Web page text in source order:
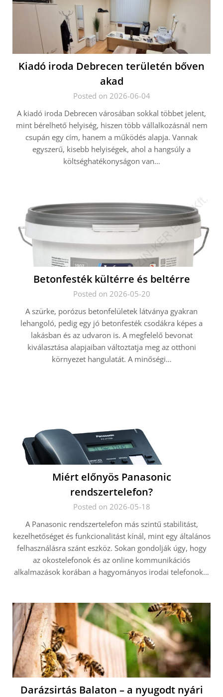
Kiadó iroda Debrecen területén bőven
akad
Posted on 2026-06-04
A kiadó iroda Debrecen városában sokkal többet jelent,
mint bérelhető helyiség, hiszen több vállalkozásnál nem
csupán egy cím, hanem a működés alapja. Vannak
egyszerű, kisebb helyiségek, ahol a hangsúly a
költséghatékonyságon van…
Betonfesték kültérre és beltérre
Posted on 2026-05-20
A szürke, porózus betonfelületek látványa gyakran
lehangoló, pedig egy jó betonfesték csodákra képes a
lakásban és az udvaron is. A megfelelő bevonat
kiválasztása alapjaiban változtatja meg az otthoni
környezet hangulatát. A minőségi…
Miért előnyös Panasonic
rendszertelefon?
Posted on 2026-05-18
A Panasonic rendszertelefon más szintű stabilitást,
kezelhetőséget és funkcionalitást kínál, mint egy általános
felhasználásra szánt eszköz. Sokan gondolják úgy, hogy
az okostelefonok és az online kommunikációs
alkalmazások korában a hagyományos irodai telefonok…
Darázsirtás Balaton – a nyugodt nyári